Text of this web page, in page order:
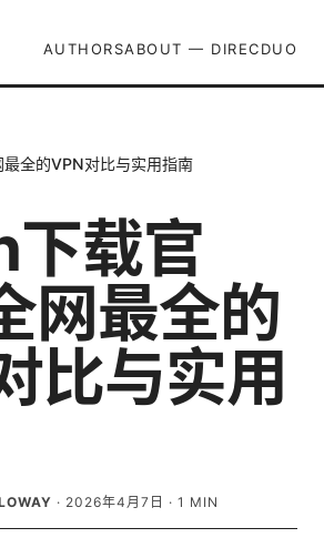
AUTHORSABOUT — DIRECDUO
全的VPN对比与实用指南
载官
网最全的
比与实用
· 2026年4月7日 · 1 MIN